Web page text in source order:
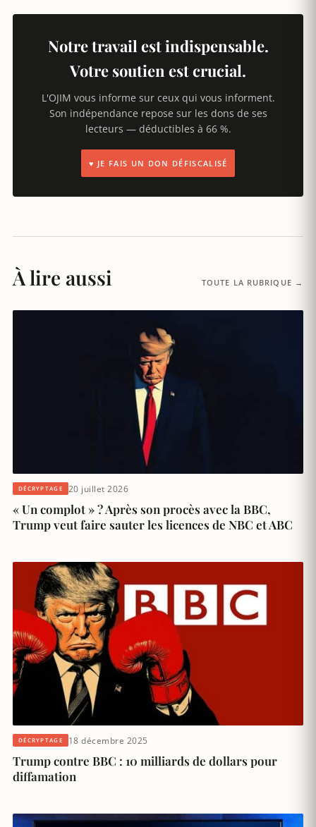
Notre travail est indispensable.
Votre soutien est crucial.
L'OJIM vous informe sur ceux qui vous informent.
Son indépendance repose sur les dons de ses
lecteurs — déductibles à 66 %.
♥ JE FAIS UN DON DÉFISCALISÉ
À lire aussi TOUTE LA RUBRIQUE →
DÉCRYPTAGE 20 juillet 2026
« Un complot » ? Après son procès avec la BBC,
Trump veut faire sauter les licences de NBC et ABC
DÉCRYPTAGE 18 décembre 2025
Trump contre BBC : 10 milliards de dollars pour
diffamation